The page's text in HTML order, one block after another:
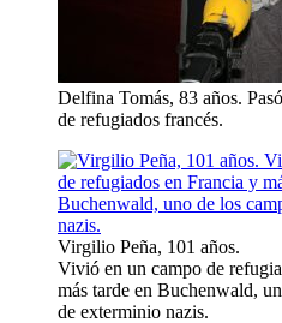
Delfina Tomás, 83 años.
de refugiados francés.
Virgilio Peña, 101 años.
Vivió en un campo de
más tarde en Buchenwald,
de exterminio nazis.